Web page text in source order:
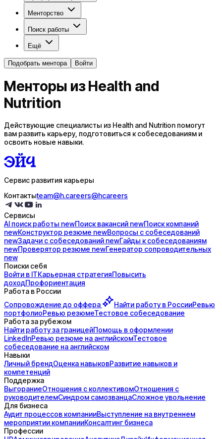
Менторство
Поиск работы
Ещё
Подобрать ментора Войти
Менторы из Health and
Nutrition
Действующие специалисты из Health and Nutrition помогут
вам развить карьеру, подготовиться к собеседованиям и
освоить новые навыки.
Сервис развития карьеры
Контактыteam@h.careers@hcareers
Сервисы
AI поискработы newПоисквакансий newПоисккомпаний
newКонструктор резюме newВопросы с собеседований
newЗадачи с собеседований newГайды ксобеседованиям
newПроверятор резюме newГенератор сопроводительных
new
Поиски себя
Войти в ITКарьерная стратегияПовысить
доходПрофориентация
Работа в России
Сопровождение до оффера Найти работу в РоссииРевью
портфолиоРевью резюмеТестовое собеседование
Работа за рубежом
Найти работу за границейПомощь в оформлении
LinkedInРевью резюме на английскомТестовое
собеседование на английском
Навыки
Личный брендОценка навыковРазвитие навыков и
компетенций
Поддержка
ВыгораниеОтношения с коллективомОтношения с
руководителемСиндром самозванцаСложное увольнение
Для бизнеса
Аудит процессов компанииВыступление на внутреннем
мероприятии компанииКонсалтинг бизнеса
Профессии